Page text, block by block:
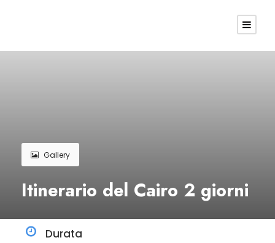
Gallery
Itinerario del Cairo 2 giorni
Durata